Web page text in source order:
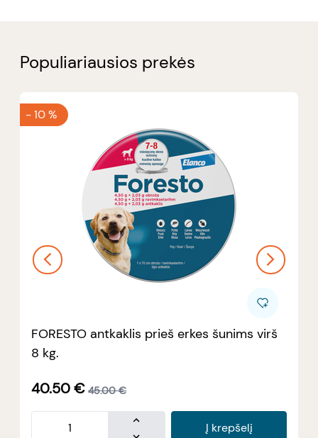
Populiariausios prekės
-10 %
FORESTO antkaklis prieš erkes šunims virš
8 kg.
40.50€ 45.00 €
Į krepšelį